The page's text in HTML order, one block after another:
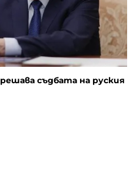
съдбата на руския